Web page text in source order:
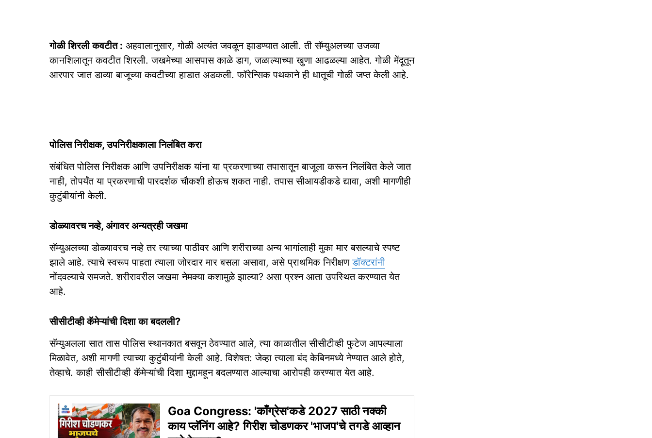
गोळी शिरली कवटीत : अहवालानुसार, गोळी अत्यंत जवळून झाडण्यात आली. ती सॅम्‍युअलच्‍या उजव्या
कानशिलातून कवटीत शिरली. जखमेच्या आसपास काळे डाग, जळाल्याच्या खुणा आढळल्‍या आहेत. गोळी मेंदूतून
आरपार जात डाव्या बाजूच्या कवटीच्या हाडात अडकली. फॉरेन्सिक पथकाने ही धातूची गोळी जप्त केली आहे.
पोलिस निरीक्षक, उपनिरीक्षकाला निलंबित करा
संबंधित पोलिस निरीक्षक आणि उपनिरीक्षक यांना या प्रकरणाच्या तपासातून बाजूला करून निलंबित केले जात
नाही, तोपर्यंत या प्रकरणाची पारदर्शक चौकशी होऊच शकत नाही. तपास सीआयडीकडे द्यावा, अशी मागणीही
कुटुंबीयांनी केली.
डोळ्‍यावरच नव्‍हे, अंगावर अन्‍यत्रही जखमा
सॅम्‍युअलच्‍या डोळ्‍यावरच नव्‍हे तर त्‍याच्‍या पाठीवर आणि शरीराच्‍या अन्‍य भागांलाही मुका मार बसल्‍याचे स्‍पष्‍ट
झाले आहे. त्‍याचे स्‍वरूप पाहता त्याला जोरदार मार बसला असावा, असे प्राथमिक निरीक्षणडॉक्टरांनी
नोंदवल्याचे समजते. शरीरावरील जखमा नेमक्या कशामुळे झाल्या? असा प्रश्‍‍न आता उपस्‍थित करण्‍यात येत
आहे.
सीसीटीव्‍ही कॅमेऱ्यांची दिशा का बदलली?
सॅम्‍युअलला सात तास पोलिस स्‍थानकात बसवून ठेवण्‍यात आले, त्‍या काळातील सीसीटीव्‍ही फुटेज आपल्‍याला
मिळावेत, अशी मागणी त्‍याच्‍या कुटुंबीयांनी केली आहे. विशेषत: जेव्‍हा त्‍याला बंद केबिनमध्‍ये नेण्‍यात आले होते,
तेव्‍हाचे. काही सीसीटीव्‍ही कॅमेऱ्यांची दिशा मुद्दामहून बदलण्‍यात आल्‍याचा आरोपही करण्‍यात येत आहे.
Goa Congress: 'काँग्रेस'कडे 2027 साठी नक्की
काय प्लॅनिंग आहे? गिरीश चोडणकर 'भाजप'चे तगडे आव्हान